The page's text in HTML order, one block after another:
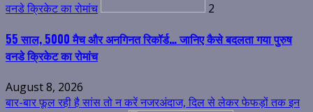
वनडे क्रिकेट का रोमांच 2
55 साल, 5000 मैच और अनगिनत रिकॉर्ड… जानिए कैसे बदलता गया पुरुष
वनडे क्रिकेट का रोमांच
August 8, 2026
बार-बार फूल रही है सांस तो न करें नजरअंदाज, दिल से लेकर फेफड़ों तक इन